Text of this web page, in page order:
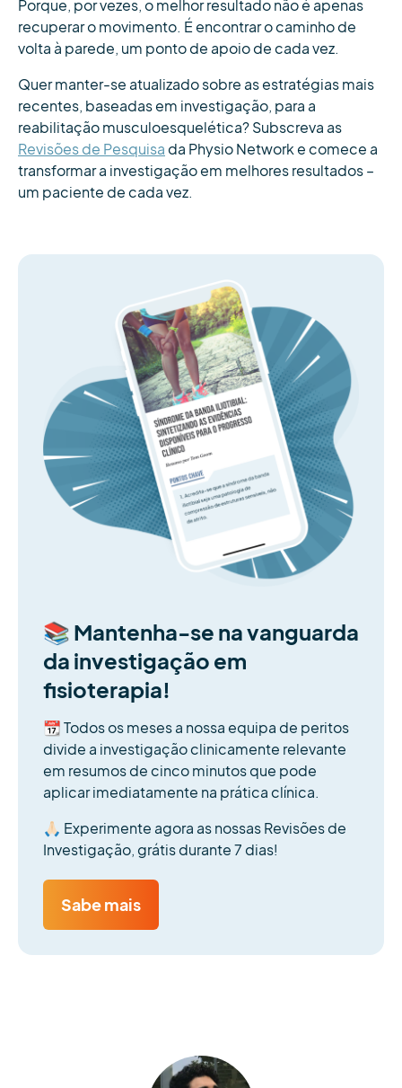
Porque, por vezes, o melhor resultado não é apenas
recuperar o movimento. É encontrar o caminho de
volta à parede, um ponto de apoio de cada vez.
Quer manter-se atualizado sobre as estratégias mais
recentes, baseadas em investigação, para a
reabilitação musculoesquelética? Subscreva as
Revisões de Pesquisa da Physio Network e comece a
transformar a investigação em melhores resultados –
um paciente de cada vez.
📚 Mantenha-se na vanguarda
da investigação em
fisioterapia!
📆 Todos os meses a nossa equipa de peritos
divide a investigação clinicamente relevante
em resumos de cinco minutos que pode
aplicar imediatamente na prática clínica.
🙏🏻 Experimente agora as nossas Revisões de
Investigação, grátis durante 7 dias!
Sabe mais